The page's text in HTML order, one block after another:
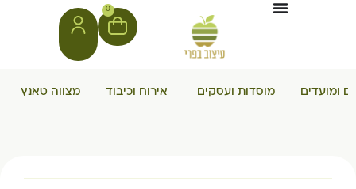
0
ומועדים מוסדות ועסקים אירוח וכיבוד מצווה טאנץ